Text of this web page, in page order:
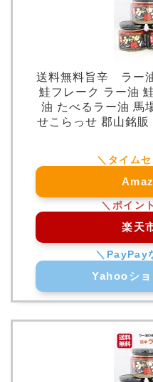
送料無料旨辛 ラー
鮭フレーク ラー油
油 たべるラー油 馬
せこらっせ 郡山銘
楽天
Yahooショ